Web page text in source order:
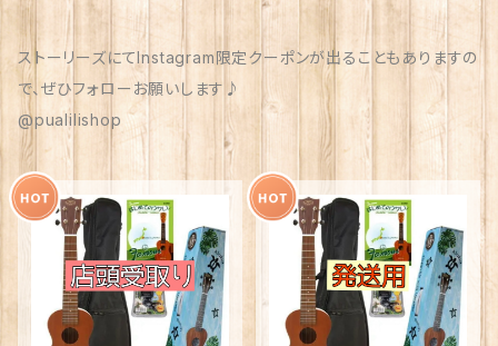
ストーリーズにてInstagram限定クーポンが出ることもありますの
で、ぜひフォローお願いします♪
@pualilishop